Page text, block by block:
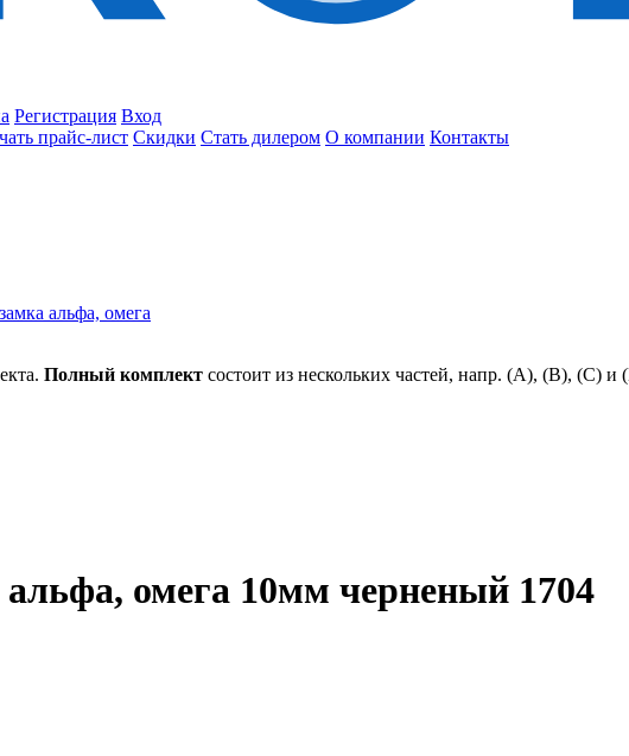
Регистрация Вход
прайс-лист Скидки Стать дилером О компании Контакты
альфа, омега
Полный комплект состоит из нескольких частей, напр. (А), (B), (С) и
омега 10мм черненый 1704